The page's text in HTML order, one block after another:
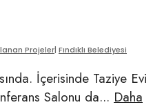
Projeler| Fındıklı Belediyesi
İçerisinde Taziye Evi
Salonu da... Daha